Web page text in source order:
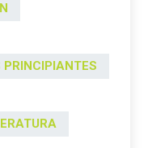
PRINCIPIANTES